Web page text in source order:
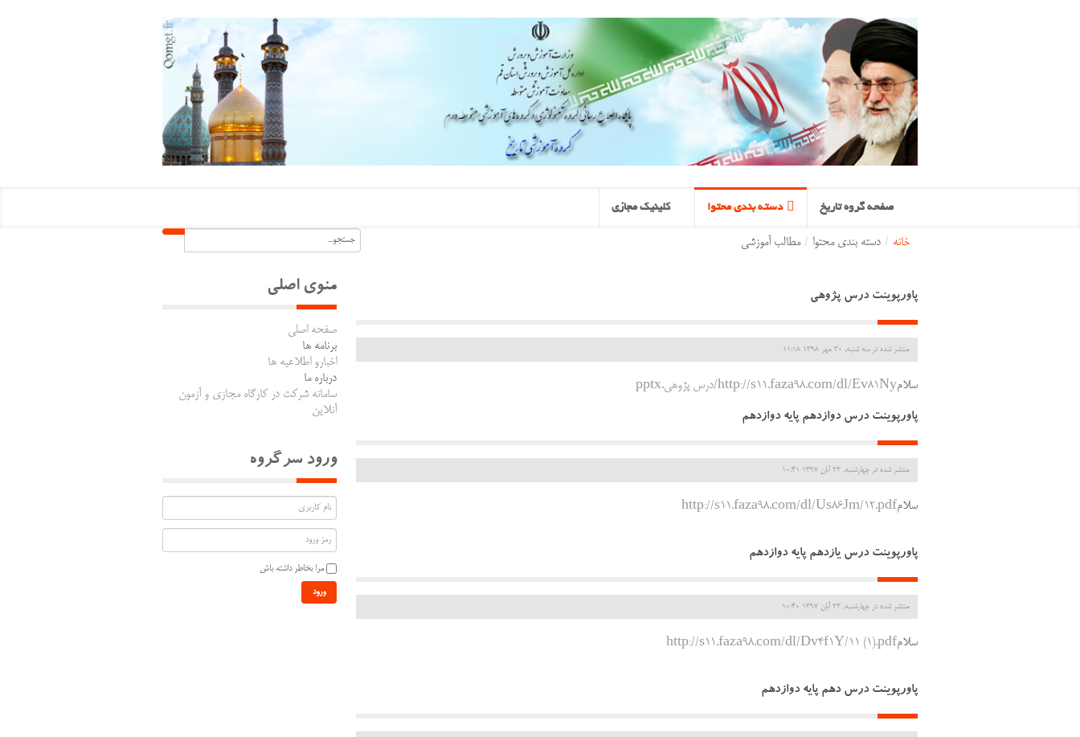
صفحه گروه تاریخ دسته بندی محتوا کلینیک مجازی
خانه / دسته بندی محتوا / مطالب آموزشی
پاورپوینت درس پژوهی
منتشر شده در سه شنبه, 30 مهر 1398 11:18
سلامhttp://s11.faza98.com/dl/Ev81Ny/درس پژوهی.pptx
پاورپوینت درس دوازدهم پایه دوازدهم
منتشر شده در چهارشنبه, 23 آبان 1397 10:41
سلامhttp://s11.faza98.com/dl/Us86Jm/12.pdf
پاورپوینت درس یازدهم پایه دوازدهم
منتشر شده در چهارشنبه, 23 آبان 1397 10:40
سلامhttp://s11.faza98.com/dl/Dv4f1Y/11 (1).pdf
پاورپوینت درس دهم پایه دوازدهم
منوی اصلی
صفحه اصلی
برنامه ها
اخبارو اطلاعیه ها
درباره ما
سامانه شرکت در کارگاه مجازی و آزمون
آنلاین
ورود سرگروه
مرا بخاطر داشته باش
ورود